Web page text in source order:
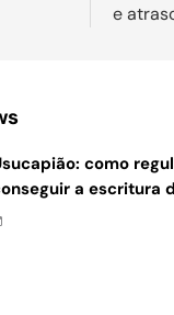
e
como
a escritura